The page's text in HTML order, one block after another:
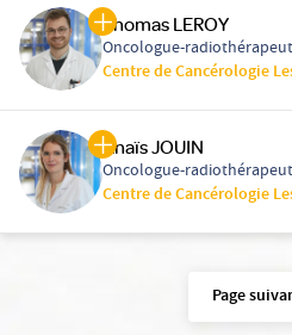
Thomas LEROY
Oncologue-
Centre de Cancérologie
Anaïs JOUIN
Oncologue-
Centre de Cancérologie
Page